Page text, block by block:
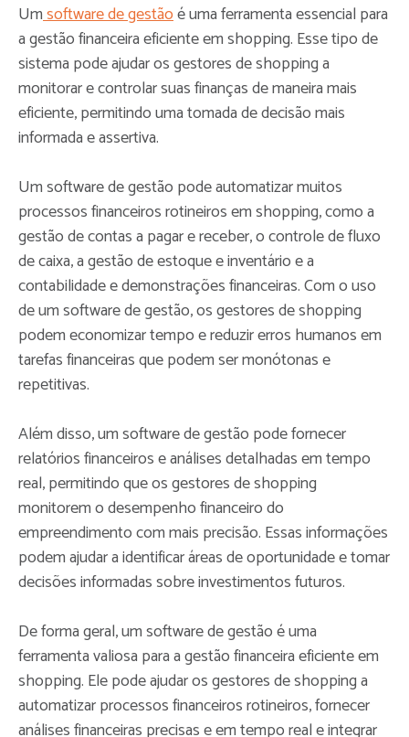
Umsoftware de gestãoé uma ferramenta essencial para
a gestão financeira eficiente em shopping. Esse tipo de
sistema pode ajudar os gestores de shopping a
monitorar e controlar suas finanças de maneira mais
eficiente, permitindo uma tomada de decisão mais
informada e assertiva.
Um software de gestão pode automatizar muitos
processos financeiros rotineiros em shopping, como a
gestão de contas a pagar e receber, o controle de fluxo
de caixa, a gestão de estoque e inventário e a
contabilidade e demonstrações financeiras. Com o uso
de um software de gestão, os gestores de shopping
podem economizar tempo e reduzir erros humanos em
tarefas financeiras que podem ser monótonas e
repetitivas.
Além disso, um software de gestão pode fornecer
relatórios financeiros e análises detalhadas em tempo
real, permitindo que os gestores de shopping
monitorem o desempenho financeiro do
empreendimento com mais precisão. Essas informações
podem ajudar a identificar áreas de oportunidade e tomar
decisões informadas sobre investimentos futuros.
De forma geral, um software de gestão é uma
ferramenta valiosa para a gestão financeira eficiente em
shopping. Ele pode ajudar os gestores de shopping a
automatizar processos financeiros rotineiros, fornecer
análises financeiras precisas e em tempo real e integrar